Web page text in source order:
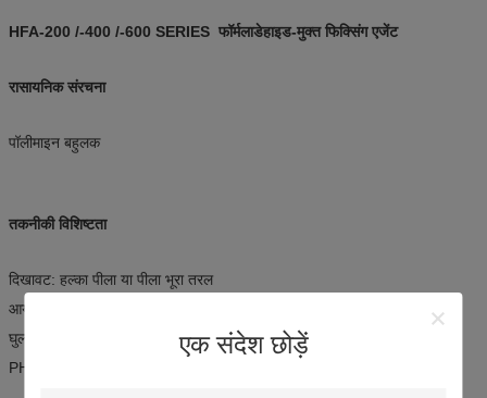
एक संदेश छोड़ें
HFA-200 /-400 /-600 SERIES फॉर्मलाडेहाइड-मुक्त फिक्सिंग एजेंट
रासायनिक संरचना
पॉलीमाइन बहुलक
तकनीकी विशिष्टता
दिखावट: हल्का पीला या पीला भूरा तरल
आयनिकता: केशनिक
घुलनशीलता: किसी भी अनुपात में पानी में घुलनशील
PH मान: 5~7